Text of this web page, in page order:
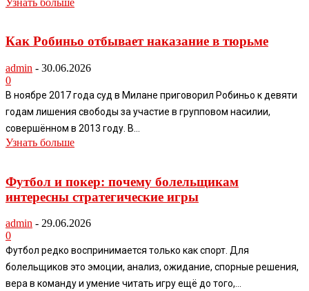
Как Робиньо отбывает наказание в тюрьме
admin - 30.06.2026
0
В ноябре 2017 года суд в Милане приговорил Робиньо к девяти
годам лишения свободы за участие в групповом насилии,
совершённом в 2013 году. В...
Узнать больше
Футбол и покер: почему болельщикам
интересны стратегические игры
admin - 29.06.2026
0
Футбол редко воспринимается только как спорт. Для
болельщиков это эмоции, анализ, ожидание, спорные решения,
вера в команду и умение читать игру ещё до того,...